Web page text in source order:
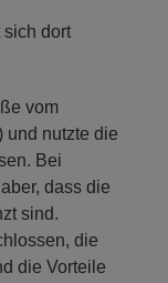
sich dort
vom
und nutzte die
Bei
dass die
sind.
die
die Vorteile